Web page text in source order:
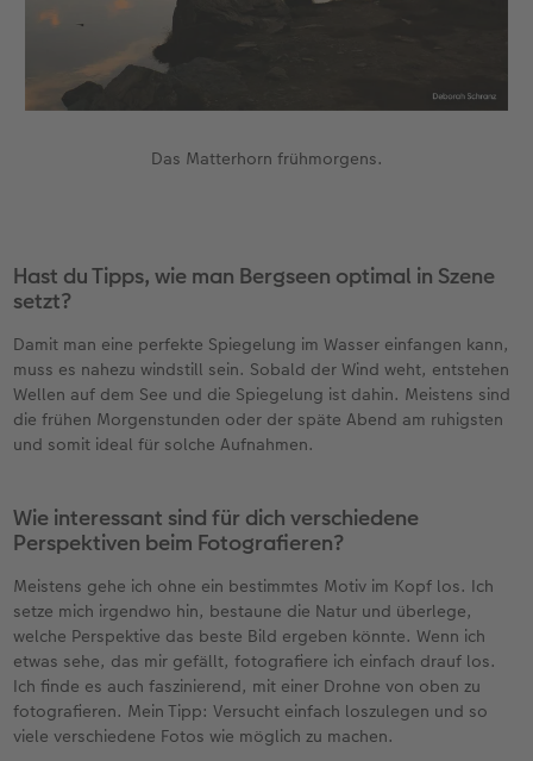
Das Matterhorn frühmorgens.
Hast du Tipps, wie man Bergseen optimal in Szene
setzt?
Damit man eine perfekte Spiegelung im Wasser einfangen kann,
muss es nahezu windstill sein. Sobald der Wind weht, entstehen
Wellen auf dem See und die Spiegelung ist dahin. Meistens sind
die frühen Morgenstunden oder der späte Abend am ruhigsten
und somit ideal für solche Aufnahmen.
Wie interessant sind für dich verschiedene
Perspektiven beim Fotografieren?
Meistens gehe ich ohne ein bestimmtes Motiv im Kopf los. Ich
setze mich irgendwo hin, bestaune die Natur und überlege,
welche Perspektive das beste Bild ergeben könnte. Wenn ich
etwas sehe, das mir gefällt, fotografiere ich einfach drauf los.
Ich finde es auch faszinierend, mit einer Drohne von oben zu
fotografieren. Mein Tipp: Versucht einfach loszulegen und so
viele verschiedene Fotos wie möglich zu machen.